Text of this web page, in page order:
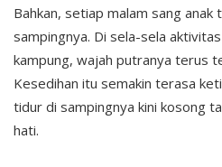
Bahkan, setiap malam sang anak
sampingnya. Di sela-sela
kampung, wajah putranya terus
Kesedihan itu semakin terasa
tidur di sampingnya kini kosong
hati.